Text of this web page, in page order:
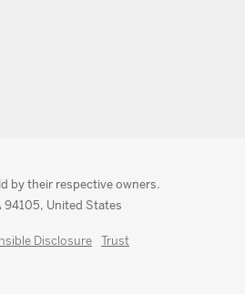
by their respective owners.
94105, United States
Disclosure
Trust